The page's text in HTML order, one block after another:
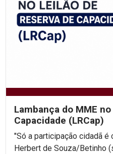
Lambança do MME
Capacidade (LRCap)
"Só a participação cidadã é
Herbert de Souza/Betinho